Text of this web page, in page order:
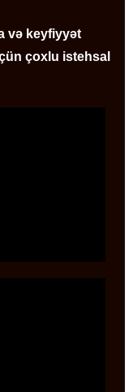
və keyfiyyət
çoxlu istehsal